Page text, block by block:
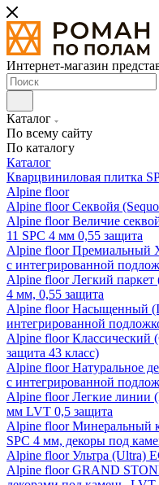
Интернет-магазин
Каталог
По всему сайту
По каталогу
Каталог
Кварцвиниловая плитка
Alpine floor
Alpine floor Секвойя
Alpine floor Величие
11 SPC 4 мм 0,55 защита
Alpine floor Премиальный
с интегрированной
Alpine floor Легкий паркет
4 мм, 0,55 защита
Alpine floor Насыщенный
интегрированной
Alpine floor Классический
защита 43 класс)
Alpine floor Натуральное
с интегрированной
Alpine floor Легкие линии
мм LVT 0,5 защита
Alpine floor Минеральный
SPC 4 мм, декоры под
Alpine floor Ультра (Ultra)
Alpine floor GRAND